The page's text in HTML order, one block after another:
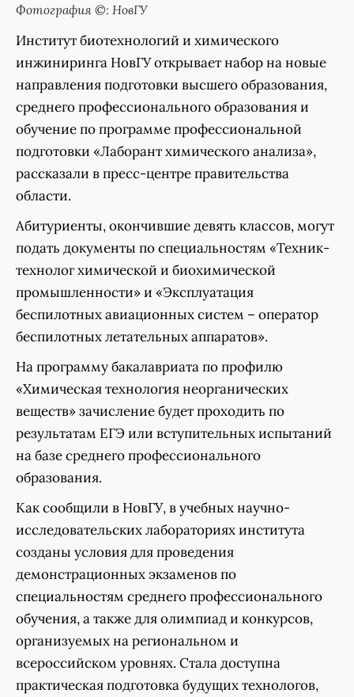
Фотография ©: НовГУ
Институт биотехнологий и химического
инжиниринга НовГУ открывает набор на новые
направления подготовки высшего образования,
среднего профессионального образования и
обучение по программе профессиональной
подготовки «Лаборант химического анализа»,
рассказали в пресс-центре правительства
области.
Абитуриенты, окончившие девять классов, могут
подать документы по специальностям «Техник-
технолог химической и биохимической
промышленности» и «Эксплуатация
беспилотных авиационных систем – оператор
беспилотных летательных аппаратов».
На программу бакалавриата по профилю
«Химическая технология неорганических
веществ» зачисление будет проходить по
результатам ЕГЭ или вступительных испытаний
на базе среднего профессионального
образования.
Как сообщили в НовГУ, в учебных научно-
исследовательских лабораториях института
созданы условия для проведения
демонстрационных экзаменов по
специальностям среднего профессионального
обучения, а также для олимпиад и конкурсов,
организуемых на региональном и
всероссийском уровнях. Стала доступна
практическая подготовка будущих технологов,